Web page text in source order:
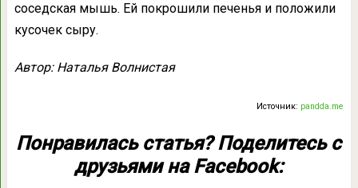
соседская мышь. Ей покрошили печенья и положили
кусочек сыру.
Автор: Наталья Волнистая
Источник: pandda.me
Понравилась статья? Поделитесь с
друзьями на Facebook: